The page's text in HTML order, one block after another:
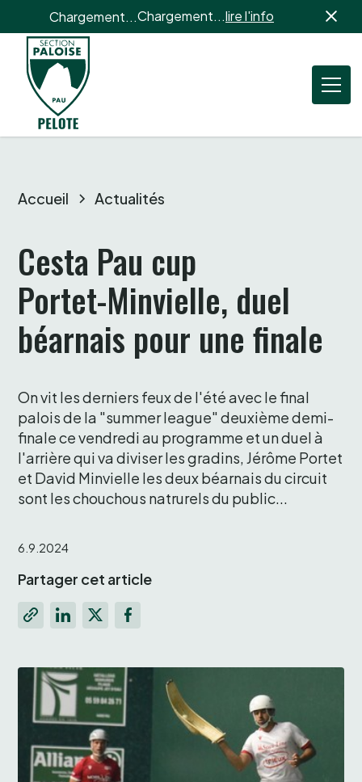
Chargement...Chargement...lire l'info
Accueil Actualités
Cesta Pau cup
Portet-Minvielle, duel
béarnais pour une finale
On vit les derniers feux de l'été avec le final
palois de la "summer league" deuxième demi-
finale ce vendredi au programme et un duel à
l'arrière qui va diviser les gradins, Jérôme Portet
et David Minvielle les deux béarnais du circuit
sont les chouchous natrurels du public...
6.9.2024
Partager cet article